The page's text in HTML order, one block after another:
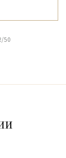
50